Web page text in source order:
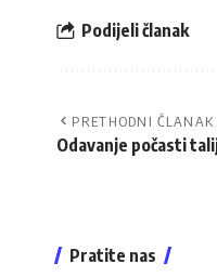
Podijeli članak
PRETHODNI ČLANAK
Odavanje počasti
Pratite nas